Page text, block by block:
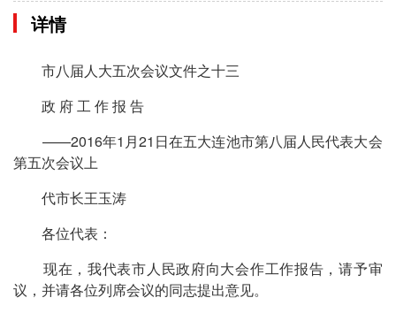
详情
市八届人大五次会议文件之十三
政 府 工 作 报 告
——2016年1月21日在五大连池市第八届人民代表大会
第五次会议上
代市长王玉涛
各位代表：
现在，我代表市人民政府向大会作工作报告，请予审
议，并请各位列席会议的同志提出意见。